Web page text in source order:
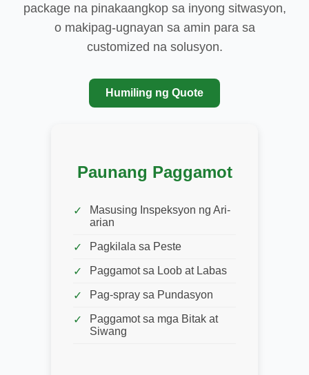
package na pinakaangkop sa inyong sitwasyon,
o makipag-ugnayan sa amin para sa
customized na solusyon.
Humiling ng Quote
Paunang Paggamot
Masusing Inspeksyon ng Ari-
arian
Pagkilala sa Peste
Paggamot sa Loob at Labas
Pag-spray sa Pundasyon
Paggamot sa mga Bitak at
Siwang